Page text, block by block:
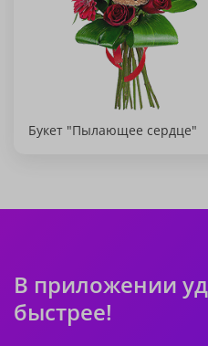
Букет "Пылающее сердце"
В приложении
быстрее!